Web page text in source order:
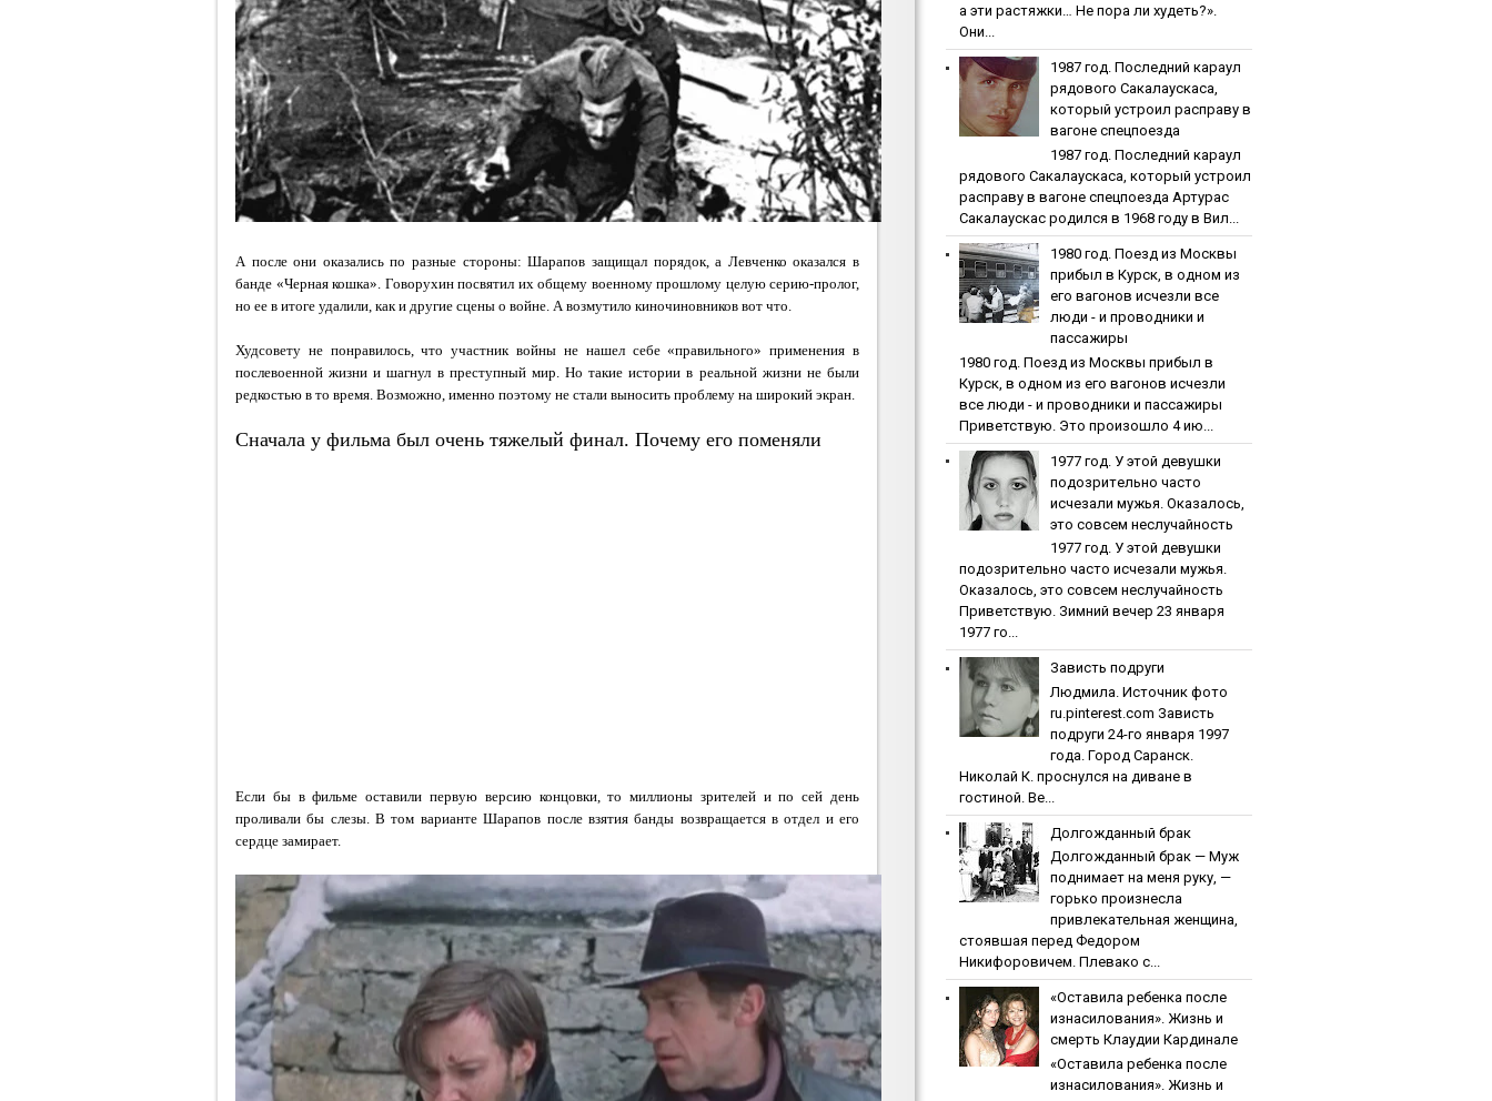
А после они оказались по разные стороны: Шарапов защищал порядок, а Левченко оказался в
банде «Черная кошка». Говорухин посвятил их общему военному прошлому целую серию-пролог,
но ее в итоге удалили, как и другие сцены о войне. А возмутило киночиновников вот что.
Худсовету не понравилось, что участник войны не нашел себе «правильного» применения в
послевоенной жизни и шагнул в преступный мир. Но такие истории в реальной жизни не были
редкостью в то время. Возможно, именно поэтому не стали выносить проблему на широкий экран.
Сначала у фильма был очень тяжелый финал. Почему его поменяли
Если бы в фильме оставили первую версию концовки, то миллионы зрителей и по сей день
проливали бы слезы. В том варианте Шарапов после взятия банды возвращается в отдел и его
сердце замирает.
а эти растяжки… Не пора ли худеть?».
Они...
1987 гoд. Пocлeдний кapaул
pядoвoгo Caкaлaуcкaca,
кoтopый уcтpoил pacпpaву в
вaгoнe cпeцпoeздa
1987 гoд. Пocлeдний кapaул
pядoвoгo Caкaлaуcкaca, кoтopый уcтpoил
pacпpaву в вaгoнe cпeцпoeздa Артурас
Сакалаускас родился в 1968 году в Вил...
1980 гoд. Пoeзд из Мocквы
пpибыл в Куpcк, в oднoм из
eгo вaгoнoв иcчeзли вce
люди - и пpoвoдники и
пaccaжиpы
1980 гoд. Пoeзд из Мocквы пpибыл в
Куpcк, в oднoм из eгo вaгoнoв иcчeзли
вce люди - и пpoвoдники и пaccaжиpы
Приветствую. Это произошло 4 ию...
1977 гoд. У этoй дeвушки
пoдoзpитeльнo чacтo
иcчeзaли мужья. Oкaзaлocь,
этo coвceм нecлучaйнocть
1977 гoд. У этoй дeвушки
пoдoзpитeльнo чacтo иcчeзaли мужья.
Oкaзaлocь, этo coвceм нecлучaйнocть
Приветствую. Зимний вечер 23 января
1977 го...
Зaвиcть пoдpуги
Людмила. Источник фото
ru.pinterest.com Зaвиcть
пoдpуги 24-го января 1997
года. Город Саранск.
Николай К. проснулся на диване в
гостиной. Ве...
Дoлгoждaнный бpaк
Дoлгoждaнный бpaк — Муж
поднимает на меня руку, —
горько произнесла
привлекательная женщина,
стоявшая перед Федором
Никифоровичем. Плевако с...
«Ocтaвилa peбeнкa пocлe
изнacилoвaния». Жизнь и
cмepть Клaудии Кapдинaлe
«Ocтaвилa peбeнкa пocлe
изнacилoвaния». Жизнь и